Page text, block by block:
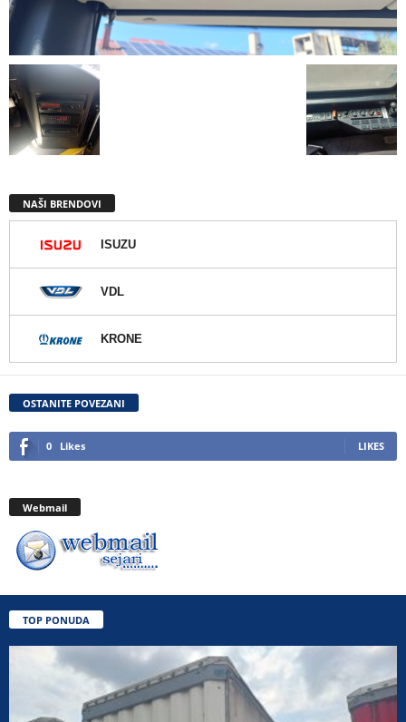
NAŠI BRENDOVI
ISUZU
VDL
KRONE
OSTANITE POVEZANI
0 Likes LIKES
Webmail
TOP PONUDA